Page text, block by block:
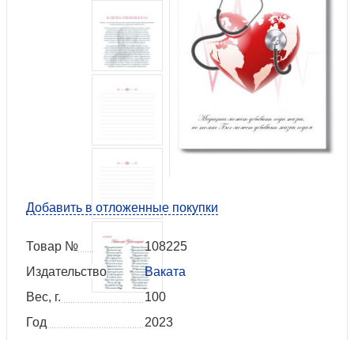
Добавить в отложенные покупки
Товар №
108225
Издательство
Ваката
Вес, г.
100
Год
2023